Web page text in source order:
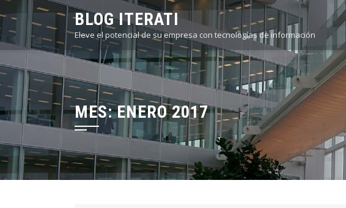
al
contenido
BLOG ITERATI
Eleve el potencial de su empresa con tecnologías de información
MES:ENERO 2017